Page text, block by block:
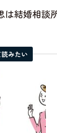
は結婚相談
みたい